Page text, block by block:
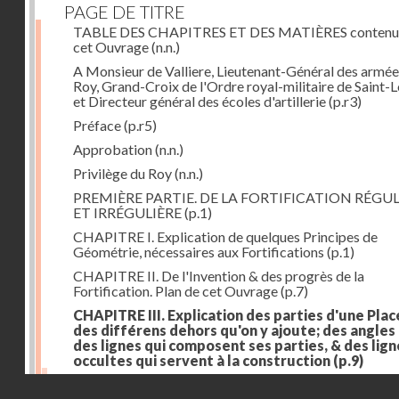
PAGE DE TITRE
TABLE DES CHAPITRES ET DES MATIÈRES
cet Ouvrage(n.n.)
A Monsieur de Valliere, Lieutenant-Général des
Roy, Grand-Croix de l'Ordre royal-militaire de Saint-
et Directeur général des écoles d'artillerie(p.r3)
Préface(p.r5)
Approbation(n.n.)
Privilège du Roy(n.n.)
PREMIÈRE PARTIE. DE LA FORTIFICATION
ET IRRÉGULIÈRE(p.1)
CHAPITRE I. Explication de quelques Principes de
Géométrie, nécessaires aux Fortifications (p.1)
CHAPITRE II. De l'Invention & des progrès de la
Fortification. Plan de cet Ouvrage(p.7)
CHAPITRE III. Explication des parties d'une
des différens dehors qu'on y ajoute; des angles
des lignes qui composent ses parties, & des
occultes qui servent à la construction (p.9)
Des lignes & des angles qui composent les parties